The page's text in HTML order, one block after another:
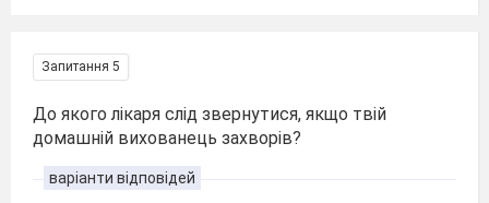
Запитання 5
До якого лікаря слід звернутися, якщо твій
домашній вихованець захворів?
варіанти відповідей